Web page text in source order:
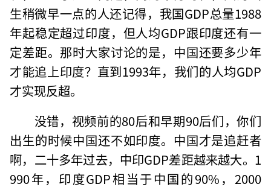
生稍微早一点的人还记得，我国GDP总量1988
年起稳定超过印度，但人均GDP跟印度还有一
定差距。那时大家讨论的是，中国还要多少年
才能追上印度？直到1993年，我们的人均GDP
才实现反超。
没错，视频前的80后和早期90后们，你们
出生的时候中国还不如印度。中国才是追赶者
啊，二十多年过去，中印GDP差距越来越大。1
990年，印度GDP相当于中国的90%，2000